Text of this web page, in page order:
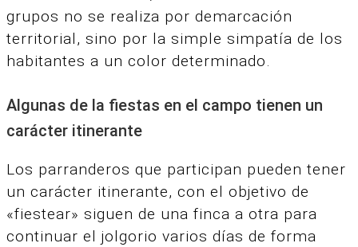
grupos no se realiza por demarcación
territorial, sino por la simple simpatía de los
habitantes a un color determinado.
Algunas de la fiestas en el campo tienen un
carácter itinerante
Los parranderos que participan pueden tener
un carácter itinerante, con el objetivo de
«fiestear» siguen de una finca a otra para
continuar el jolgorio varios días de forma